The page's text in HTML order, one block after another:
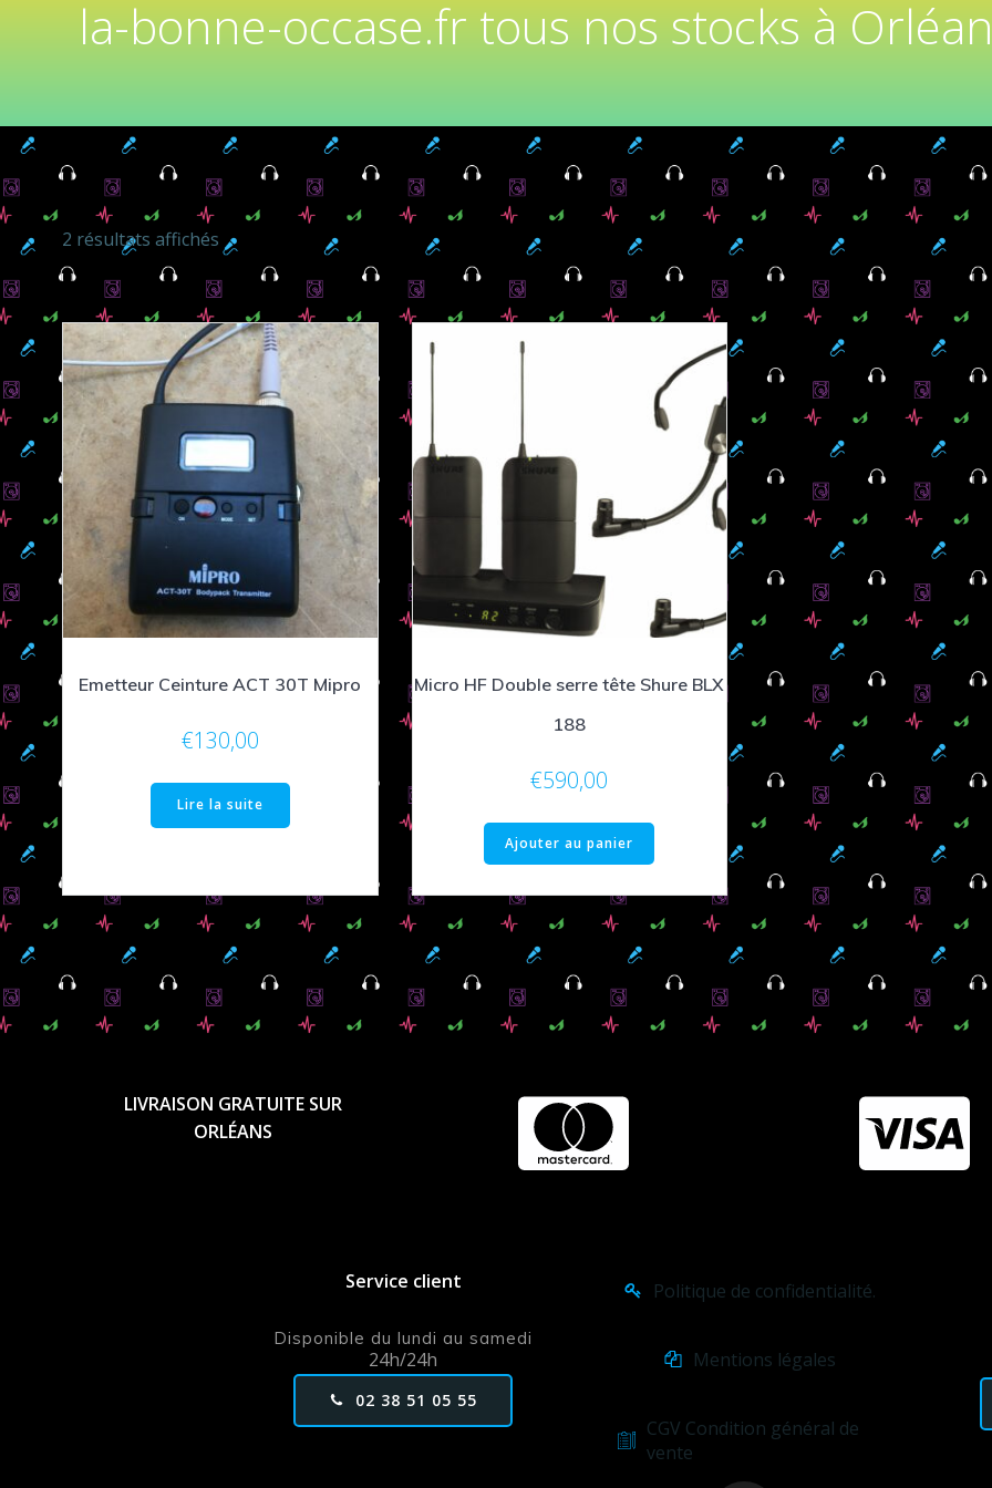
la-bonne-occase.fr tous nos stocks à
2 résultats affichés
Emetteur Ceinture ACT 30T Mipro
€130,00
Lire la suite
Micro HF Double serre tête Shure BLX
188
€590,00
Ajouter au panier
LIVRAISON GRATUITE SUR
ORLÉANS
Service client
Disponible du lundi au samedi
24h/24h
02 38 51 05 55
Politique de confidentialité.
Mentions légales
CGV Condition général de
vente